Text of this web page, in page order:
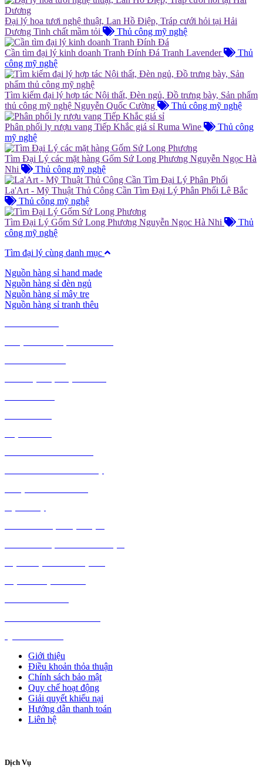
Đại lý hoa tươi nghệ thuật, Lan Hồ Điệp, Tráp cưới hỏi tại Hải
Dương Tinh chất mầm tỏi Thủ công mỹ nghệ
Cần tìm đại lý kinh doanh Tranh Đính Đá Tranh Lavender
Thủ
công mỹ nghệ
Tìm kiếm đại lý hợp tác Nội thất, Đèn ngủ, Đồ trưng bày, Sản phẩm
thủ công mỹ nghệ Nguyễn Quốc Cường Thủ công mỹ nghệ
Phân phối ly rượu vang Tiếp Khắc giá sỉ Ruma Wine
Thủ công
mỹ nghệ
Tìm Đại Lý các mặt hàng Gốm Sứ Long Phương Nguyễn Ngọc Hà
Nhi
Thủ công mỹ nghệ
La'Art - Mỹ Thuật Thủ Công Cần Tìm Đại Lý Phân Phối Lê Bắc
Thủ công mỹ nghệ
Tìm Đại Lý Gốm Sứ Long Phương Nguyễn Ngọc Hà Nhi
Thủ
công mỹ nghệ
Tìm đại lý cùng danh mục
Nguồn hàng sỉ hand made
Nguồn hàng sỉ đèn ngủ
Nguồn hàng sỉ mây tre
Nguồn hàng sỉ tranh thêu
Giới thiệu
Điều khoản thỏa thuận
Chính sách bảo mật
Quy chế hoạt động
Giải quyết khiếu nại
Hướng dẫn thanh toán
Liên hệ
Dịch Vụ